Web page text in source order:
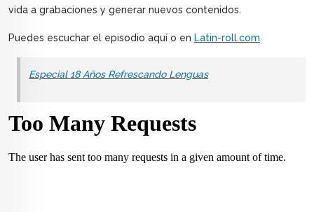
vida a grabaciones y generar nuevos contenidos.
Puedes escuchar el episodio aquí o en Latin-roll.com
Especial 18 Años Refrescando Lenguas